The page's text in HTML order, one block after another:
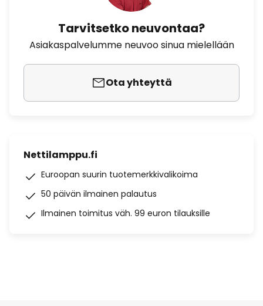
Tarvitsetko neuvontaa?
Asiakaspalvelumme neuvoo sinua mielellään
Ota yhteyttä
Nettilamppu.fi
Euroopan suurin tuotemerkkivalikoima
50 päivän ilmainen palautus
Ilmainen toimitus väh. 99 euron tilauksille